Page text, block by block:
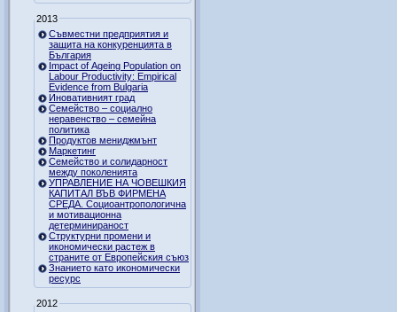
2013
Съвместни предприятия и
защита на конкуренцията в
България
Impact of Ageing Population on
Labour Productivity: Empirical
Evidence from Bulgaria
Иновативният град
Семейство – социално
неравенство – семейна
политика
Продуктов мениджмънт
Маркетинг
Семейство и солидарност
между поколенията
УПРАВЛЕНИЕ НА ЧОВЕШКИЯ
КАПИТАЛ ВЪВ ФИРМЕНА
СРЕДА. Социоантропологична
и мотивационна
детерминираност
Структурни промени и
икономически растеж в
страните от Европейския съюз
Знанието като икономически
ресурс
2012